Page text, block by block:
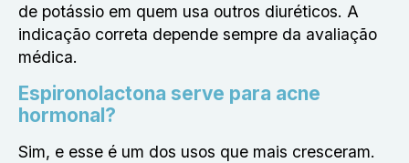
de potássio em quem usa outros diuréticos. A
indicação correta depende sempre da avaliação
médica.
Espironolactona serve para acne
hormonal?
Sim, e esse é um dos usos que mais cresceram.